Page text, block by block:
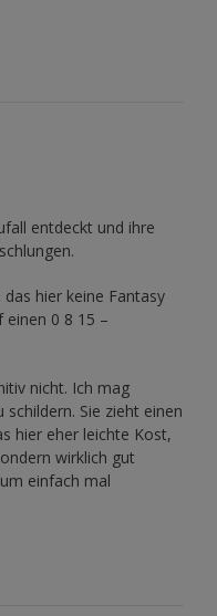
entdeckt und ihre
hier keine Fantasy
einen 0 8 15 –
nicht. Ich mag
Sie zieht einen
hier eher leichte Kost,
wirklich gut
einfach mal